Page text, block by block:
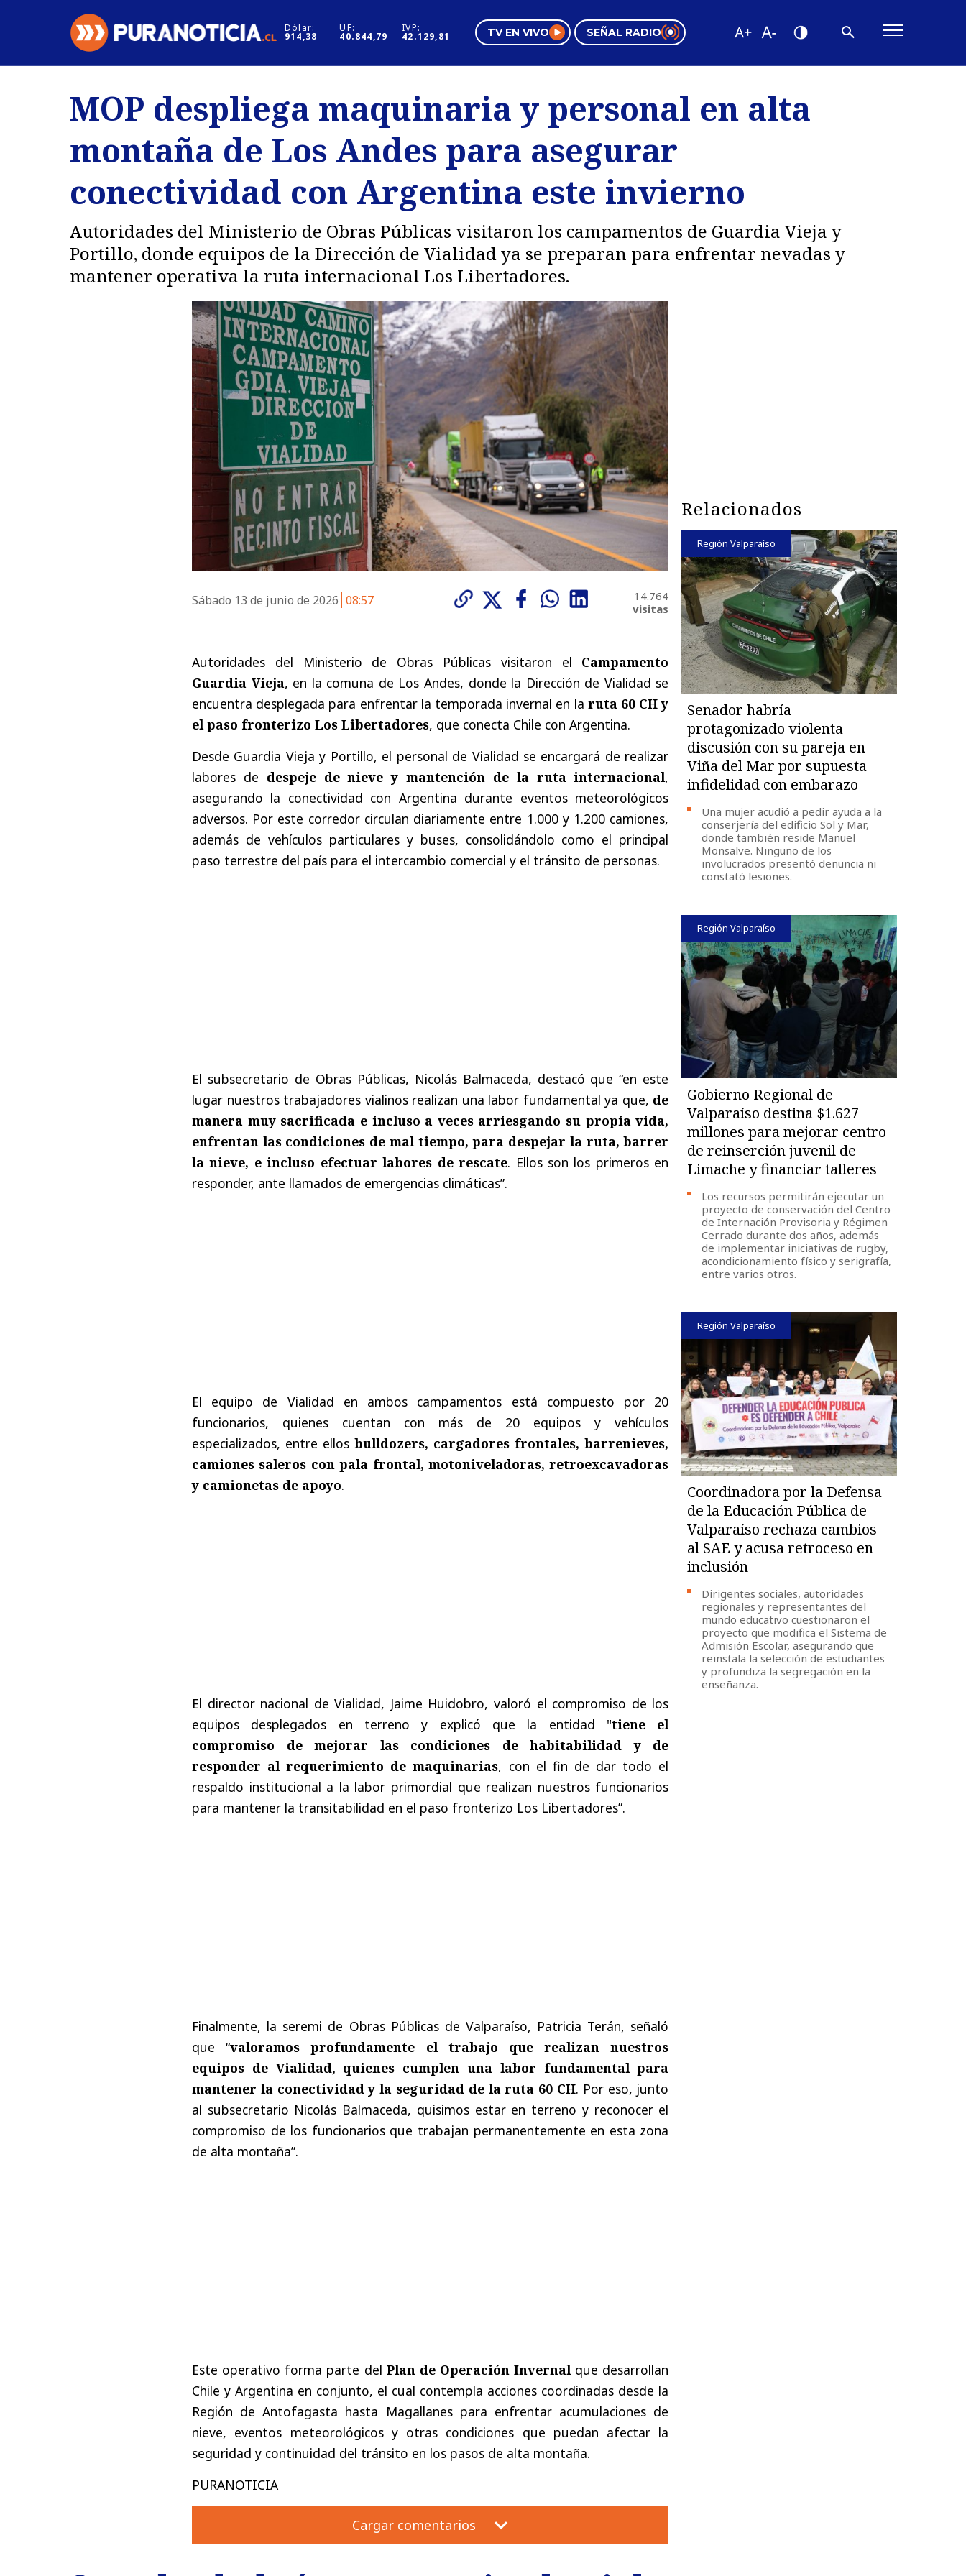
Dólar:
914,38
UF:
40.844,79
IVP:
42.129,81 TV EN VIVO SEÑAL RADIO
Regiones
Deportes
Internacional
Motores
Negocios
Pura Mujer
Tendencias
Videos
MOP despliega maquinaria y personal en alta
montaña de Los Andes para asegurar
conectividad con Argentina este invierno
Autoridades del Ministerio de Obras Públicas visitaron los campamentos de Guardia Vieja y
Portillo, donde equipos de la Dirección de Vialidad ya se preparan para enfrentar nevadas y
mantener operativa la ruta internacional Los Libertadores.
Sábado 13 de junio de 2026 08:57
14.764
visitas
Autoridades del Ministerio de Obras Públicas visitaron el Campamento
Guardia Vieja, en la comuna de Los Andes, donde la Dirección de Vialidad se
encuentra desplegada para enfrentar la temporada invernal en la ruta 60 CH y
el paso fronterizo Los Libertadores, que conecta Chile con Argentina.
Desde Guardia Vieja y Portillo, el personal de Vialidad se encargará de realizar
labores de despeje de nieve y mantención de la ruta internacional,
asegurando la conectividad con Argentina durante eventos meteorológicos
adversos. Por este corredor circulan diariamente entre 1.000 y 1.200 camiones,
además de vehículos particulares y buses, consolidándolo como el principal
paso terrestre del país para el intercambio comercial y el tránsito de personas.
El subsecretario de Obras Públicas, Nicolás Balmaceda, destacó que “en este
lugar nuestros trabajadores vialinos realizan una labor fundamental ya que, de
manera muy sacrificada e incluso a veces arriesgando su propia vida,
enfrentan las condiciones de mal tiempo, para despejar la ruta, barrer
la nieve, e incluso efectuar labores de rescate. Ellos son los primeros en
responder, ante llamados de emergencias climáticas”.
El equipo de Vialidad en ambos campamentos está compuesto por 20
funcionarios, quienes cuentan con más de 20 equipos y vehículos
especializados, entre ellosbulldozers, cargadores frontales, barrenieves,
camiones saleros con pala frontal, motoniveladoras, retroexcavadoras
y camionetas de apoyo.
El director nacional de Vialidad, Jaime Huidobro, valoró el compromiso de los
equipos desplegados en terreno y explicó que la entidad "tiene el
compromiso de mejorar las condiciones de habitabilidad y de
responder al requerimiento de maquinarias, con el fin de dar todo el
respaldo institucional a la labor primordial que realizan nuestros funcionarios
para mantener la transitabilidad en el paso fronterizo Los Libertadores”.
Finalmente, la seremi de Obras Públicas de Valparaíso, Patricia Terán, señaló
que “valoramos profundamente el trabajo que realizan nuestros
equipos de Vialidad, quienes cumplen una labor fundamental para
mantener la conectividad y la seguridad de la ruta 60 CH. Por eso, junto
al subsecretario Nicolás Balmaceda, quisimos estar en terreno y reconocer el
compromiso de los funcionarios que trabajan permanentemente en esta zona
de alta montaña”.
Este operativo forma parte del Plan de Operación Invernal que desarrollan
Chile y Argentina en conjunto, el cual contempla acciones coordinadas desde la
Región de Antofagasta hasta Magallanes para enfrentar acumulaciones de
nieve, eventos meteorológicos y otras condiciones que puedan afectar la
seguridad y continuidad del tránsito en los pasos de alta montaña.
PURANOTICIA
Cargar comentarios
Relacionados
Región Valparaíso
Senador habría
protagonizado violenta
discusión con su pareja en
Viña del Mar por supuesta
infidelidad con embarazo
Una mujer acudió a pedir ayuda a la
conserjería del edificio Sol y Mar,
donde también reside Manuel
Monsalve. Ninguno de los
involucrados presentó denuncia ni
constató lesiones.
Región Valparaíso
Gobierno Regional de
Valparaíso destina $1.627
millones para mejorar centro
de reinserción juvenil de
Limache y financiar talleres
Los recursos permitirán ejecutar un
proyecto de conservación del Centro
de Internación Provisoria y Régimen
Cerrado durante dos años, además
de implementar iniciativas de rugby,
acondicionamiento físico y serigrafía,
entre varios otros.
Región Valparaíso
Coordinadora por la Defensa
de la Educación Pública de
Valparaíso rechaza cambios
al SAE y acusa retroceso en
inclusión
Dirigentes sociales, autoridades
regionales y representantes del
mundo educativo cuestionaron el
proyecto que modifica el Sistema de
Admisión Escolar, asegurando que
reinstala la selección de estudiantes
y profundiza la segregación en la
enseñanza.